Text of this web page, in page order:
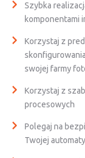
Szybka
komponentami
Korzystaj z
swojej farmy
Korzystaj z
procesowych
Polegaj na
Twojej